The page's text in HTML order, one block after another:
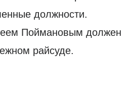
должности.
Поймановым должен
райсуде.